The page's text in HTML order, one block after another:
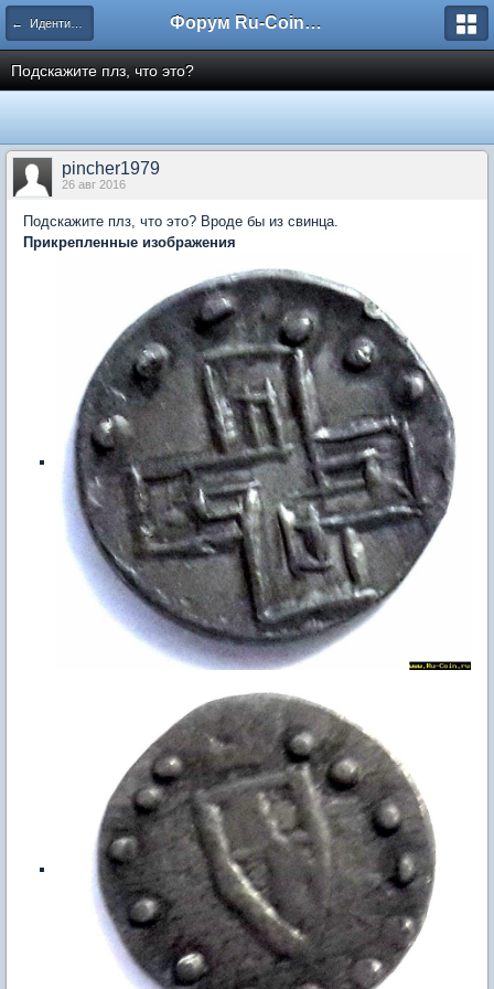
← Идентификация Форум Ru-Coin.ru
Подскажите плз, что это?
pincher1979
26 авг 2016
Подскажите плз, что это? Вроде бы из свинца.
Прикрепленные изображения